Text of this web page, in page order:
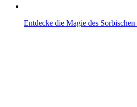
Entdecke die Magie des